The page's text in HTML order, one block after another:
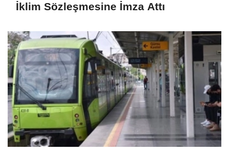
İklim Sözleşmesine İmza Attı